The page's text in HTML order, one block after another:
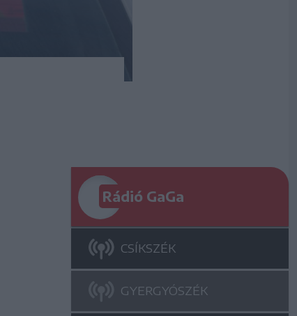
Rádió GaGa
CSÍKSZÉK
GYERGYÓSZÉK